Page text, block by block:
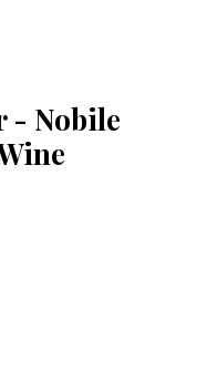
- Nobile